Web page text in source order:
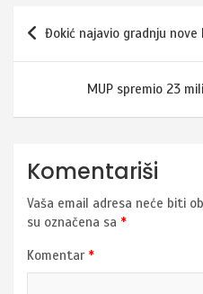
Navigacija
članaka
Đokić najavio gradnju
MUP spremio 23
Komentariši
Vaša email adresa neće biti
su označena sa *
Komentar *